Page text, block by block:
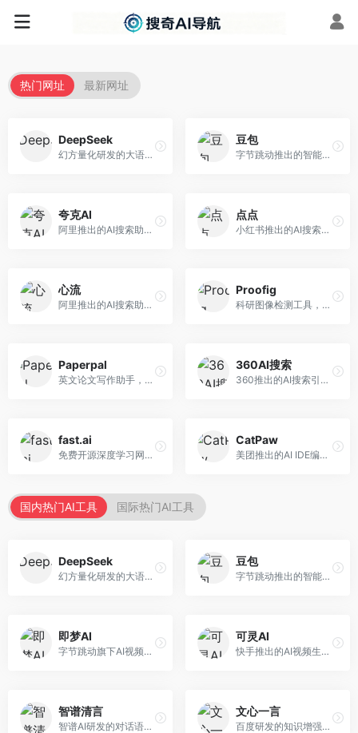
热门网址 最新网址
DeepSeek
幻方量化研发的大语言模型平台，专注于深度推理和代码生成能力。面向开发者、研究人员和技术爱好者，提供强大的逻辑推理和数学计算功能，开源生态完善，API接口友好。
豆包
字节跳动推出的智能对话助手平台，提供文本创作、知识问答、英语学习等多种AI服务。面向普通用户和内容创作者，支持多轮对话和文件解析，免费使用，响应速度快，中文理解能力强。
夸克AI
阿里推出的AI搜索助手，整合搜索与AI功能。面向年轻用户，提供智能搜索、文档处理、学习辅助等服务，与夸克生态深度整合。
点点
小红书推出的AI搜索应用，专注于生活方式内容搜索。面向小红书用户，提供生活攻略、消费决策、内容推荐等服务，生活方式内容丰富。
心流
阿里推出的AI搜索助手，专注于智能信息获取。面向普通用户，提供智能搜索、内容整理、知识问答等服务，与阿里生态深度整合。
Proofig
科研图像检测工具，专注于学术图像完整性验证。面向科研人员，提供图像检测、重复分析、报告生成等服务，学术检测专业。
Paperpal
英文论文写作助手，专注于学术英语润色。面向需要发表国际期刊的研究者，提供语法检查、学术表达优化、格式规范等服务，英语表达地道专业。
360AI搜索
360推出的AI搜索引擎，专注于安全智能搜索。面向普通用户，提供智能问答、网页搜索、内容整理等服务，安全防护能力强。
fast.ai
免费开源深度学习网站，专注于实用AI教学。面向开发者，提供免费深度学习课程、实战项目、代码库等资源，学习门槛低。
CatPaw
美团推出的AI IDE编程工具，专注于本地开发生态。面向开发者，提供智能代码补全、代码生成、项目管理等服务，本地开发体验好。
国内热门AI工具 国际热门AI工具
DeepSeek
幻方量化研发的大语言模型平台，专注于深度推理和代码生成能力。面向开发者、研究人员和技术爱好者，提供强大的逻辑推理和数学计算功能，开源生态完善，API接口友好。
豆包
字节跳动推出的智能对话助手平台，提供文本创作、知识问答、英语学习等多种AI服务。面向普通用户和内容创作者，支持多轮对话和文件解析，免费使用，响应速度快，中文理解能力强。
即梦AI
字节跳动旗下AI视频创作平台，支持多模态内容生成。面向内容创作者和营销人员，提供文生视频、图生视频、智能剪辑等功能，中文理解能力强，创作效率高。
可灵AI
快手推出的AI视频生成平台，支持文生视频和图生视频，可生成长达2分钟的高质量视频内容。面向短视频创作者和营销人员，操作简便，生成效果逼真，适合商业推广和创意表达。
智谱清言
智谱AI研发的对话语言模型，支持中英双语交互。面向中文用户和开发者，提供知识问答、代码编写、文档解读等服务，开源生态完善，学术研究背景深厚。
文心一言
百度研发的知识增强大语言模型，深度融合百度知识图谱和搜索能力。面向中文用户，提供知识问答、文本创作、逻辑推理等服务，中文语境理解准确，知识覆盖面广。